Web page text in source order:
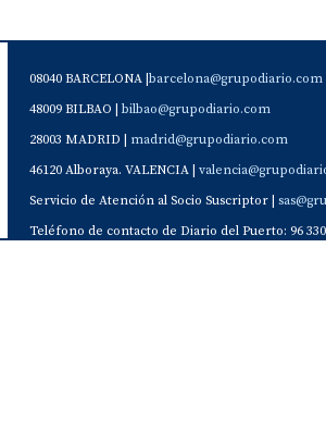
08040 BARCELONA | barcelona@grupodiario.com
48009 BILBAO | bilbao@grupodiario.com
28003 MADRID | madrid@grupodiario.com
46120 Alboraya. VALENCIA |
Servicio de Atención al Socio Suscriptor |
Teléfono de contacto de Diario del Puerto: 96 330